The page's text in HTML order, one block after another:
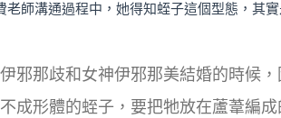
師溝通過程中，她得知蛭子這個型態，其實
邪那歧和女神伊邪那美結婚的時候
成形體的蛭子，要把牠放在蘆葦編